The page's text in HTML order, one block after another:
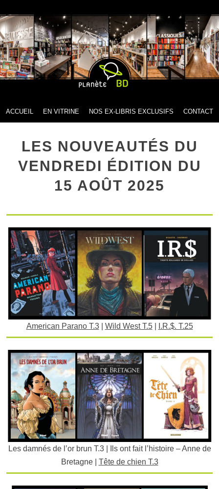
MENU
SKIP TO CONTENT
ACCUEIL EN VITRINE NOS EX-LIBRIS EXCLUSIFS CONTACT
LES NOUVEAUTÉS DU
VENDREDI ÉDITION DU
15 AOÛT 2025
American Parano T.3| Wild West T.5| I.R.$. T.25
Les damnés de l’or brun T.3 | Ils ont fait l’histoire – Anne de
Bretagne | Tête de chien T.3